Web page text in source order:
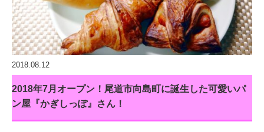
2018.08.12
2018年7月オープン！尾道市向島町に誕生した可愛いパ
ン屋『かぎしっぽ』さん！